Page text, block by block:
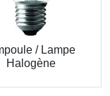
/ Lampe
Halogène